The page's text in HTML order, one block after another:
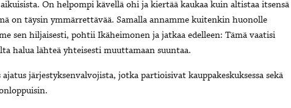
On helpompi kävellä ohi ja kiertää kaukaa kuin altistaa itsensä
on täysin ymmärrettävää. Samalla annamme kuitenkin huonolle
sen hiljaisesti, pohtii Ikäheimonen ja jatkaa edelleen: Tämä vaatisi
halua lähteä yhteisesti muuttamaan suuntaa.
järjestyksenvalvojista, jotka partioisivat kauppakeskuksessa sekä